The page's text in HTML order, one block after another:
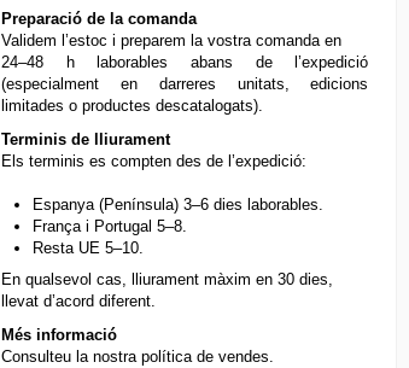
Preparació de la comanda
Validem l’estoc i preparem la vostra comanda en
24–48 h laborables abans de l’expedició
(especialment en darreres unitats, edicions
limitades o productes descatalogats).
Terminis de lliurament
Els terminis es compten des de l’expedició:
Espanya (Península) 3–6 dies laborables.
França i Portugal 5–8.
Resta UE 5–10.
En qualsevol cas, lliurament màxim en 30 dies,
llevat d’acord diferent.
Més informació
Consulteu la nostra política de vendes.